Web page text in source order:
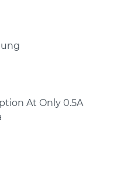
At Only 0.5A